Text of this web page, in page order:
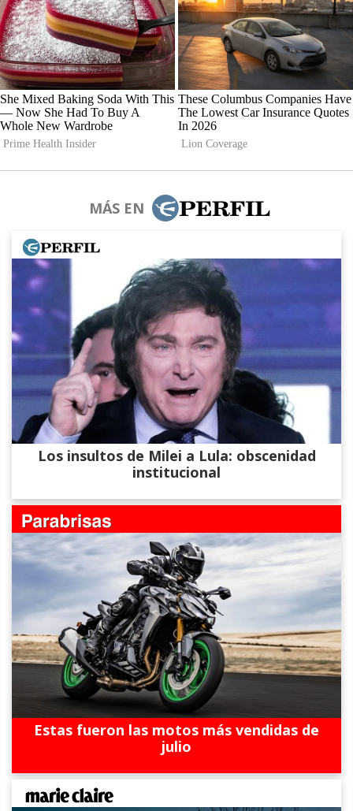
MÁS EN
Los insultos de Milei a Lula: obscenidad
institucional
Estas fueron las motos más vendidas de
julio